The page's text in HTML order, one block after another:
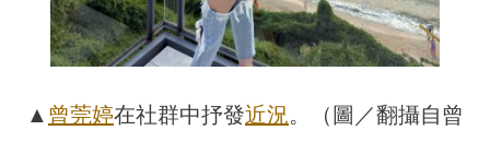
▲ 曾莞婷在社群中抒發近況。（圖／翻攝自曾